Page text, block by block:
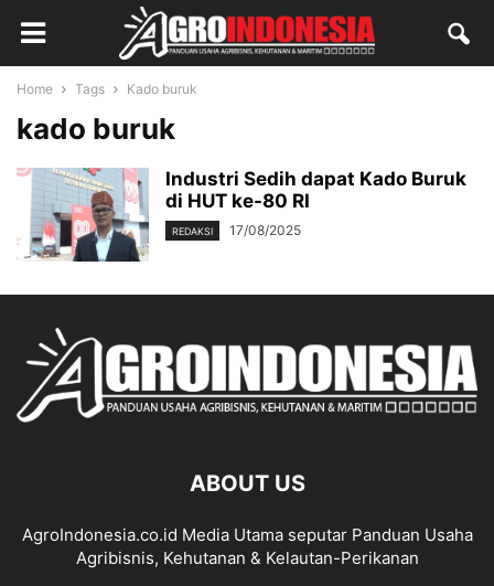
Home Tags Kado buruk
kado buruk
Industri Sedih dapat Kado Buruk
di HUT ke-80 RI
REDAKSI 17/08/2025
ABOUT US
AgroIndonesia.co.id Media Utama seputar Panduan Usaha
Agribisnis, Kehutanan & Kelautan-Perikanan